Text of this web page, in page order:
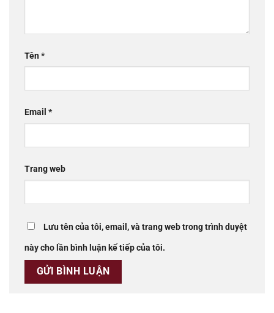
Tên*
Email *
Trang web
Lưu tên của tôi, email, và trang web trong trình duyệt
này cho lần bình luận kế tiếp của tôi.